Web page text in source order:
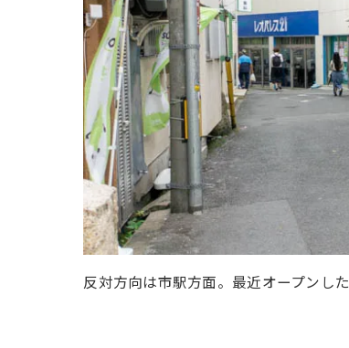
反対方向は市駅方面。最近オープンした